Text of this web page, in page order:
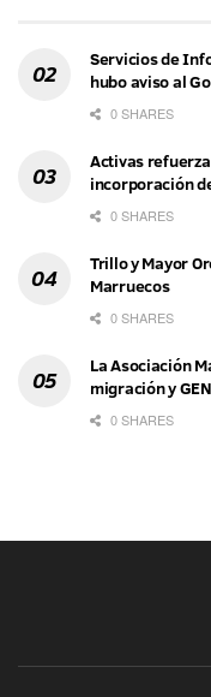
Servicios de
hubo aviso al
0 SHARES
Activas
incorporación
0 SHARES
Trillo y Mayor
Marruecos
0 SHARES
La Asociación
migración y
0 SHARES